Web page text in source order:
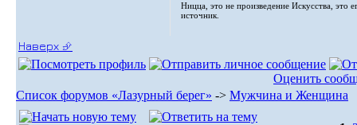
Ницца, это не произведение Искусства, это
источник.
Наверх ⮵
Оценить
Список форумов «Лазурный берег» -> Мужчина и Женщина